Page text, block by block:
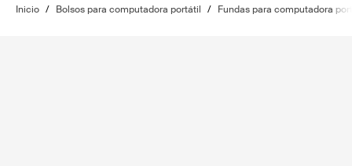
Inicio / Bolsos para computadora portátil / Fundas para computadora